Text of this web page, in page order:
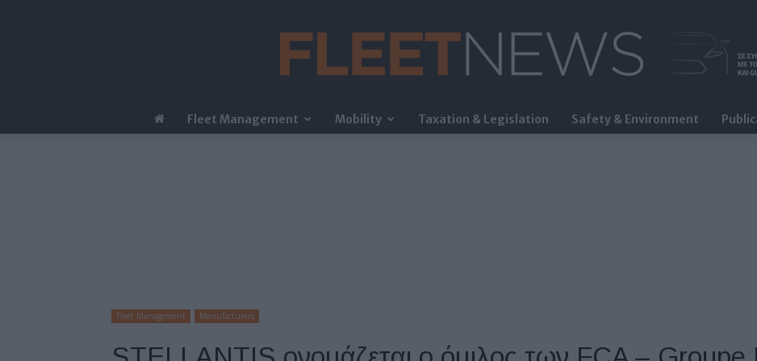
FleetNews
Fleet Management Mobility Taxation & Legislation Safety & Environment
Fleet Management Manufacturers